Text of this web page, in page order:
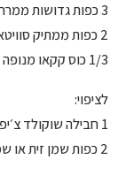
3 כפות גדושות ממרח קקאו עם אגוזי לוז סוויטאנגו
2 כפות ממתיק סוויטאנגו
1/3 כוס קקאו מנופה
לציפוי:
1 חבילה שוקולד צ׳יפס מריר 62% סוויטאנגו
2 כפות שמן זית או שמן קוקוס